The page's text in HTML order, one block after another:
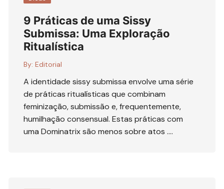
9 Práticas de uma Sissy
Submissa: Uma Exploração
Ritualística
By: Editorial
A identidade sissy submissa envolve uma série
de práticas ritualísticas que combinam
feminização, submissão e, frequentemente,
humilhação consensual. Estas práticas com
uma Dominatrix são menos sobre atos ….